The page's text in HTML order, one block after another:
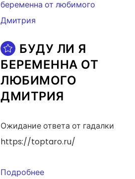
БУДУ ЛИ Я
БЕРЕМЕННА ОТ
ЛЮБИМОГО
ДМИТРИЯ
Ожидание ответа от гадалки
https://toptaro.ru/
Подробнее